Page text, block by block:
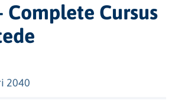
Complete Cursus
2040